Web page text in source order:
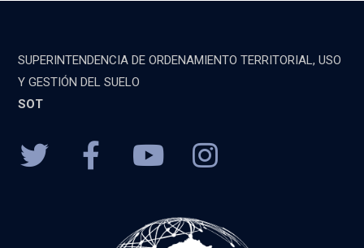
SUPERINTENDENCIA DE ORDENAMIENTO TERRITORIAL, USO
Y GESTIÓN DEL SUELO
SOT